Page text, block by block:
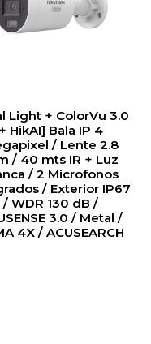
Light + ColorVu 3.0
+ HikAI] Bala IP 4
/ Lente 2.8
/ 40 mts IR + Luz
/ 2 Microfonos
/ Exterior IP67
/ WDR 130 dB /
3.0 / Metal /
4X / ACUSEARCH